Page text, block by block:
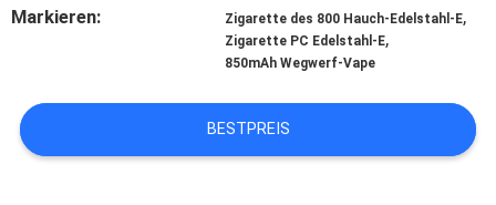
Markieren: Zigarette des 800 Hauch-Edelstahl-E,
Zigarette PC Edelstahl-E,
850mAh Wegwerf-Vape
BESTPREIS